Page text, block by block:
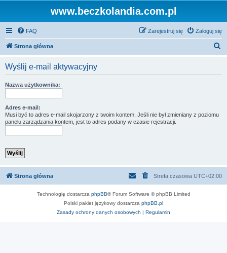
www.beczkolandia.com.pl
FAQ Zaloguj się
Zarejestruj się
Strona główna
Wyślij e-mail aktywacyjny
Nazwa użytkownika:
Adres e-mail:
Musi być to adres e-mail skojarzony z twoim kontem. Jeśli nie był zmieniany z poziomu
panelu zarządzania kontem, jest to adres podany w czasie rejestracji.
Strona główna Strefa czasowa UTC+02:00
Technologię dostarcza phpBB® Forum Software © phpBB Limited
Polski pakiet językowy dostarcza phpBB.pl
Zasady ochrony danych osobowych | Regulamin